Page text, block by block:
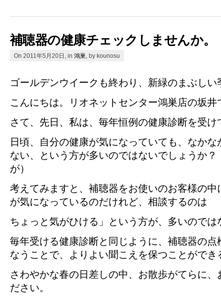
補聴器の健康チェックしませんか。
On 2011年5月20日, in 鴻巣 , by kounosu
ゴールデンウイークも終わり、新緑のまぶし
こんにちは。リオネットセンター鴻巣店の坂井
さて、先日、私は、毎年恒例の健康診断を受け
日頃、自分の健康が気になっていても、なか
ない、という方が多いのではないでしょうか
が）
考えてみますと、補聴器をお使いのお客様の
が気になっているのだけれど、相談するのは
ちょっと気がひける」という方が、多いのでは
毎年受ける健康診断と同じように、補聴器の
なうことで、よりよい聞こえを保つことができ
さわやかな春の日差しの中、お散歩がてらに
ださい。